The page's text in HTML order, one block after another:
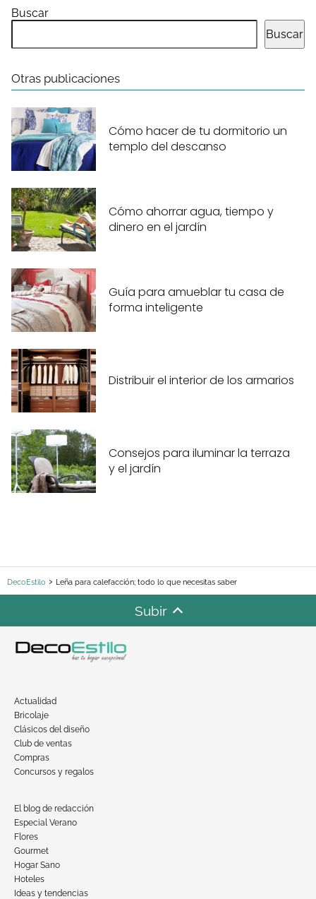
Buscar
Buscar
Otras publicaciones
Cómo hacer de tu dormitorio un
templo del descanso
Cómo ahorrar agua, tiempo y
dinero en el jardín
Guía para amueblar tu casa de
forma inteligente
Distribuir el interior de los armarios
Consejos para iluminar la terraza
y el jardín
DecoEstilo Leña para calefacción; todo lo que necesitas saber
Subir
Actualidad
Bricolaje
Clásicos del diseño
Club de ventas
Compras
Concursos y regalos
El blog de redacción
Especial Verano
Flores
Gourmet
Hogar Sano
Hoteles
Ideas y tendencias